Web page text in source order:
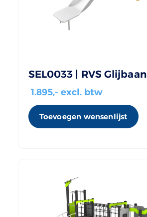
SEL0033 | RVS Glijbaan
1.895,- excl. btw
Toevoegen wensenlijst